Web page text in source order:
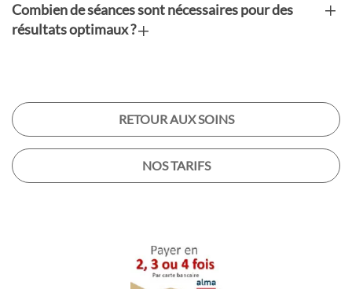
Combien de séances sont nécessaires pour des
résultats optimaux ?
RETOUR AUX SOINS
NOS TARIFS